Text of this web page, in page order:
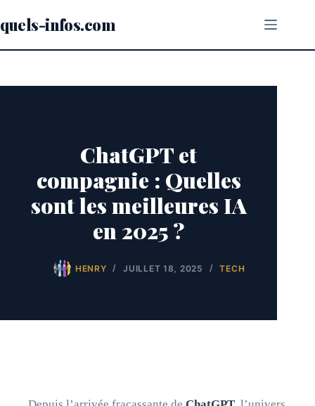
au
contenu
quels-infos.com
ChatGPT et
compagnie : Quelles
sont les meilleures IA
en 2025 ?
HENRY JUILLET 18, 2025 TECH